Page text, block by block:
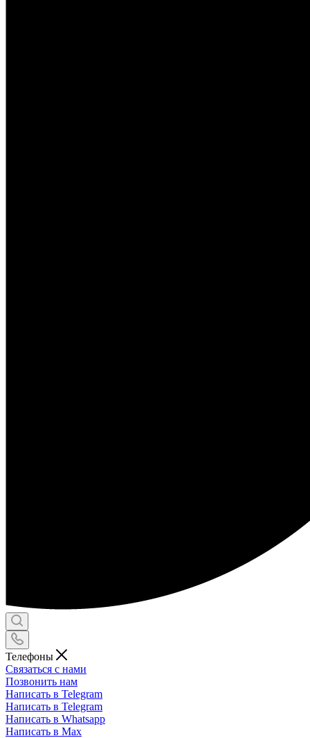
Телефоны
Связаться с нами
Позвонить нам
Написать в Telegram
Написать в Telegram
Написать в Whatsapp
Написать в Max